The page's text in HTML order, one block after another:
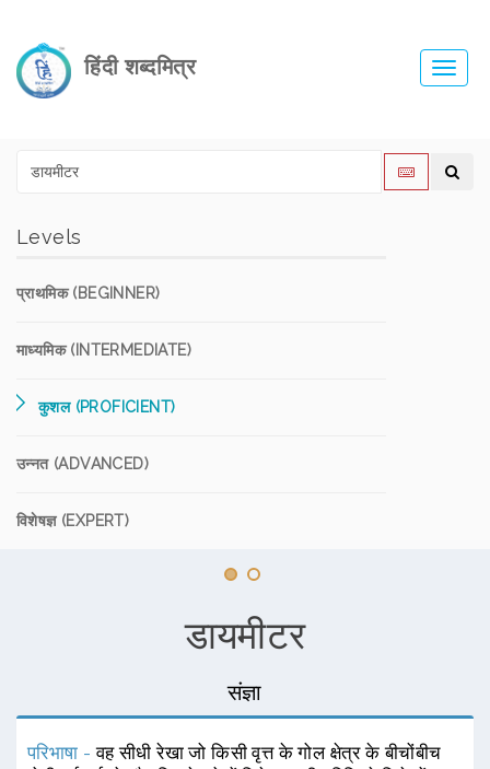
हिंदी शब्दमित्र
Levels
प्राथमिक (BEGINNER)
माध्यमिक (INTERMEDIATE)
कुशल (PROFICIENT)
उन्नत (ADVANCED)
विशेषज्ञ (EXPERT)
डायमीटर
संज्ञा
परिभाषा -वह सीधी रेखा जो किसी वृत्त के गोल क्षेत्र के बीचोंबीच